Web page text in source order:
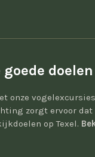
doelen
onze
zorgt ervoor dat
op Texel.